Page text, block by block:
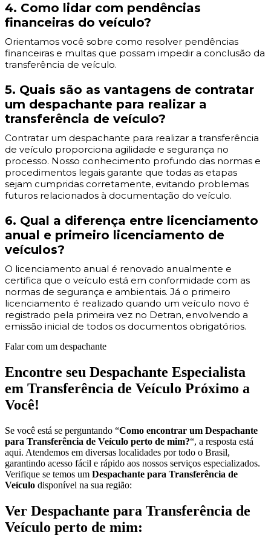
4. Como lidar com pendências
financeiras do veículo?
Orientamos você sobre como resolver pendências
financeiras e multas que possam impedir a conclusão da
transferência de veículo.
5. Quais são as vantagens de contratar
um despachante para realizar a
transferência de veículo?
Contratar um despachante para realizar a transferência
de veículo proporciona agilidade e segurança no
processo. Nosso conhecimento profundo das normas e
procedimentos legais garante que todas as etapas
sejam cumpridas corretamente, evitando problemas
futuros relacionados à documentação do veículo.
6. Qual a diferença entre licenciamento
anual e primeiro licenciamento de
veículos?
O licenciamento anual é renovado anualmente e
certifica que o veículo está em conformidade com as
normas de segurança e ambientais. Já o primeiro
licenciamento é realizado quando um veículo novo é
registrado pela primeira vez no Detran, envolvendo a
emissão inicial de todos os documentos obrigatórios.
Falar com um despachante
Encontre seu Despachante Especialista
em Transferência de Veículo Próximo a
Você!
Se você está se perguntando “Como encontrar um Despachante
para Transferência de Veículo perto de mim?“, a resposta está
aqui. Atendemos em diversas localidades por todo o Brasil,
garantindo acesso fácil e rápido aos nossos serviços especializados.
Verifique se temos um Despachante para Transferência de
Veículo disponível na sua região:
Ver Despachante para Transferência de
Veículo perto de mim: